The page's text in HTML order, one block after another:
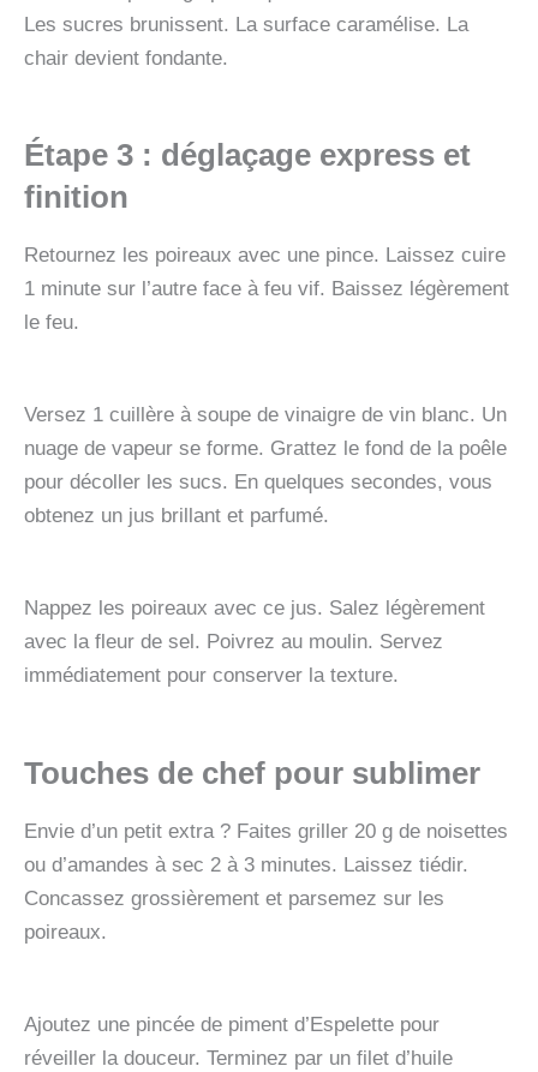
Les sucres brunissent. La surface caramélise. La
chair devient fondante.
Étape 3 : déglaçage express et
finition
Retournez les poireaux avec une pince. Laissez cuire
1 minute sur l’autre face à feu vif. Baissez légèrement
le feu.
Versez 1 cuillère à soupe de vinaigre de vin blanc. Un
nuage de vapeur se forme. Grattez le fond de la poêle
pour décoller les sucs. En quelques secondes, vous
obtenez un jus brillant et parfumé.
Nappez les poireaux avec ce jus. Salez légèrement
avec la fleur de sel. Poivrez au moulin. Servez
immédiatement pour conserver la texture.
Touches de chef pour sublimer
Envie d’un petit extra ? Faites griller 20 g de noisettes
ou d’amandes à sec 2 à 3 minutes. Laissez tiédir.
Concassez grossièrement et parsemez sur les
poireaux.
Ajoutez une pincée de piment d’Espelette pour
réveiller la douceur. Terminez par un filet d’huile